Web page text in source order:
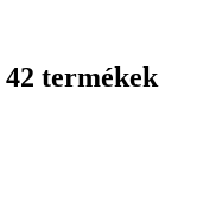
42 termékek